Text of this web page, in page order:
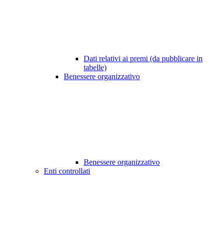
Dati relativi ai premi (da pubblicare in
tabelle)
Benessere organizzativo
Benessere organizzativo
Enti controllati